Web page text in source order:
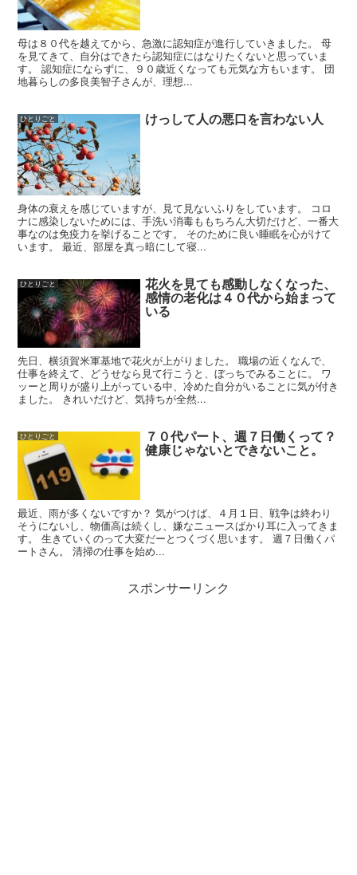
母は８０代を越えてから、急激に認知症が進行していきました。 母
を見てきて、自分はできたら認知症にはなりたくないと思っていま
す。 認知症にならずに、９０歳近くなっても元気な方もいます。 団
地暮らしの多良美智子さんが、理想...
ひとりごと けっして人の悪口を言わない人
身体の衰えを感じていますが、見て見ないふりをしています。 コロ
ナに感染しないためには、手洗い消毒ももちろん大切だけど、一番大
事なのは免疫力を挙げることです。 そのために良い睡眠を心がけて
います。 最近、部屋を真っ暗にして寝...
ひとりごと 花火を見ても感動しなくなった、
感情の老化は４０代から始まって
いる
先日、横須賀米軍基地で花火が上がりました。 職場の近くなんで、
仕事を終えて、どうせなら見て行こうと、ぼっちでみることに。 ワ
ッーと周りが盛り上がっている中、冷めた自分がいることに気が付き
ました。 きれいだけど、気持ちが全然...
ひとりごと ７０代パート、週７日働くって？
健康じゃないとできないこと。
最近、雨が多くないですか？ 気がつけば、４月１日、戦争は終わり
そうにないし、物価高は続くし、嫌なニュースばかり耳に入ってきま
す。 生きていくのって大変だーとつくづく思います。 週７日働くパ
ートさん。 清掃の仕事を始め...
スポンサーリンク